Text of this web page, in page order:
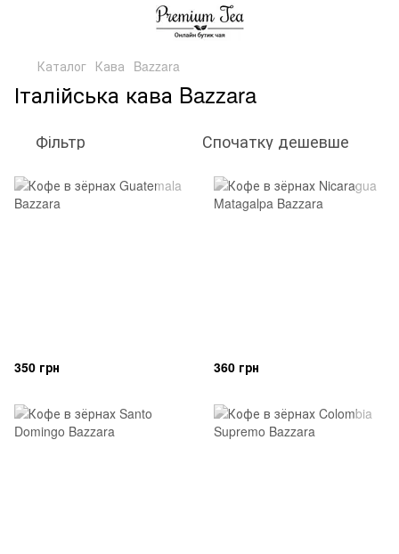
Каталог Кава Bazzara
Італійська кава Bazzara
Фільтр Спочатку дешевше
350 грн 360 грн